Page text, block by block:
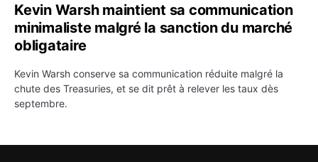
Kevin Warsh maintient sa communication
minimaliste malgré la sanction du marché
obligataire
Kevin Warsh conserve sa communication réduite malgré la
chute des Treasuries, et se dit prêt à relever les taux dès
septembre.